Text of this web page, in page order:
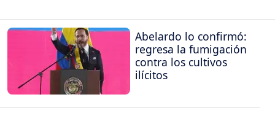
Abelardo lo confirmó:
regresa la fumigación
contra los cultivos
ilícitos